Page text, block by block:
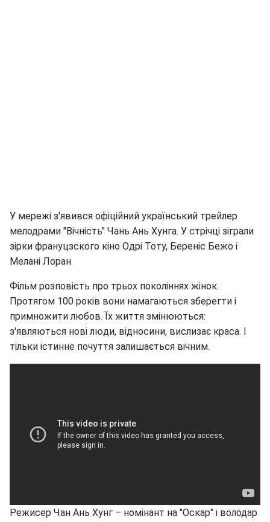
У мережі з'явився офіційний український трейлер
мелодрами "Вічність" Чань Ань Хунга. У стрічці зіграли
зірки франуцзского кіно Одрі Тоту, Береніс Бежо і
Мелані Лоран.
Фільм розповість про трьох поколіннях жінок.
Протягом 100 років вони намагаються зберегти і
примножити любов. Їх життя змінюються:
з'являються нові люди, відносини, вислизає краса. І
тільки істинне почуття залишається вічним.
Режисер Чан Ань Хунг – номінант на "Оскар" і володар